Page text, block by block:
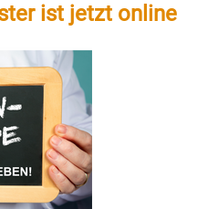
ist jetzt online